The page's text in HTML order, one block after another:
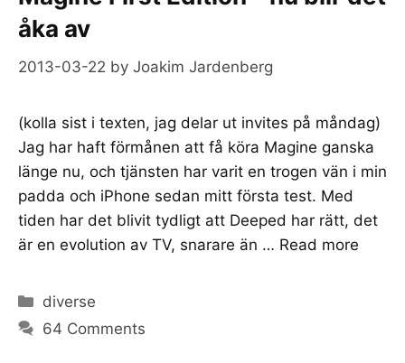
åka av
2013-03-22 by Joakim Jardenberg
(kolla sist i texten, jag delar ut invites på måndag)
Jag har haft förmånen att få köra Magine ganska
länge nu, och tjänsten har varit en trogen vän i min
padda och iPhone sedan mitt första test. Med
tiden har det blivit tydligt att Deeped har rätt, det
är en evolution av TV, snarare än … Read more
Categories
diverse
64 Comments